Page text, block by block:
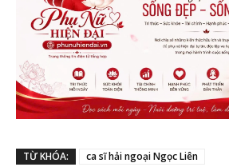
TỪ KHÓA:
ca sĩ hải ngoại Ngọc Liên